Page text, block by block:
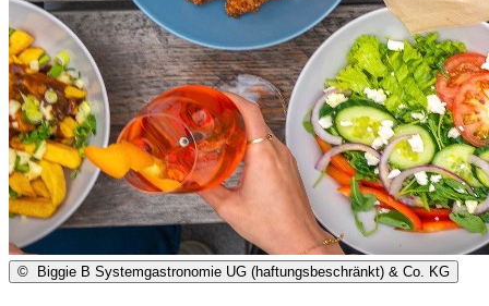
© Biggie B Systemgastronomie UG (haftungsbeschränkt) & Co. KG